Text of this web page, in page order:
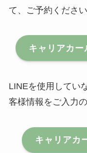
て、ご予約ください
キャリアカー
LINEを使用してい
客様情報をご入力
キャリアカ